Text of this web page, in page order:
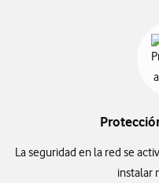
La seguridad en la red se
instalar